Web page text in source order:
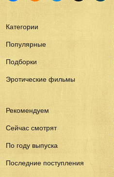
Категории
Популярные
Подборки
Эротические фильмы
Рекомендуем
Сейчас смотрят
По году выпуска
Последние поступления